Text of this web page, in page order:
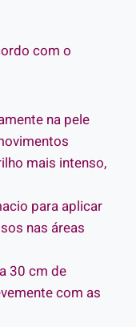
com o
na pele
mais intenso,
para aplicar
nas áreas
30 cm de
com as